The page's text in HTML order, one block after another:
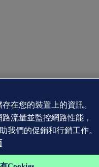
在您的裝置上的資訊。
流量並監控網路性能，
我們的促銷和行銷工作。